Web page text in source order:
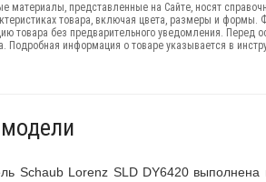
материалы, представленные на Сайте, носят
товара, включая цвета, размеры и
товара без предварительного уведомления. Перед
Подробная информация о товаре указывается в
Schaub Lorenz SLD DY6420